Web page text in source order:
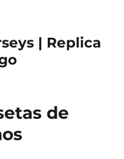
| Replica
de